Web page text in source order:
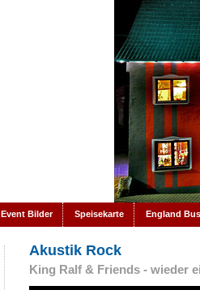
Event Bilder Speisekarte England Bus
Akustik Rock
King Ralf & Friends - wieder